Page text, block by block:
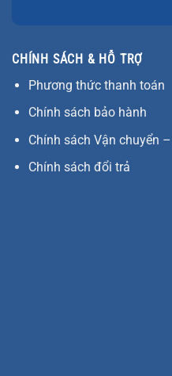
CHÍNH SÁCH & HỖ TRỢ
Phương thức thanh toán
Chính sách bảo hành
Chính sách Vận chuyển
Chính sách đổi trả